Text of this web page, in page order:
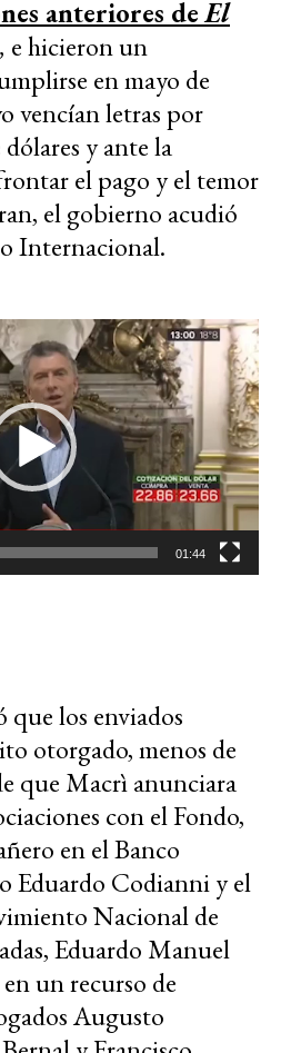
anteriores deEl
, e hicieron un
en mayo de
vencían letras por
y ante la
el pago y el temor
el gobierno acudió
Internacional.
01:44
que los enviados
otorgado, menos de
que Macrì anunciara
con el Fondo,
en el Banco
Eduardo Codianni y el
Nacional de
Eduardo Manuel
un recurso de
Augusto